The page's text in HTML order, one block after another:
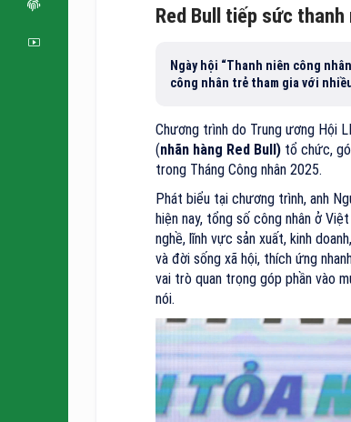
Red Bull tiếp sức
Ngày hội “Thanh niên công
công nhân trẻ tham gia với
Chương trình do Trung ương Hội
(nhãn hàng Red Bull) tổ chức,
trong Tháng Công nhân 2025.
Phát biểu tại chương trình, anh
hiện nay, tổng số công nhân ở
nghề, lĩnh vực sản xuất, kinh
và đời sống xã hội, thích ứng
vai trò quan trọng góp phần vào
nói.